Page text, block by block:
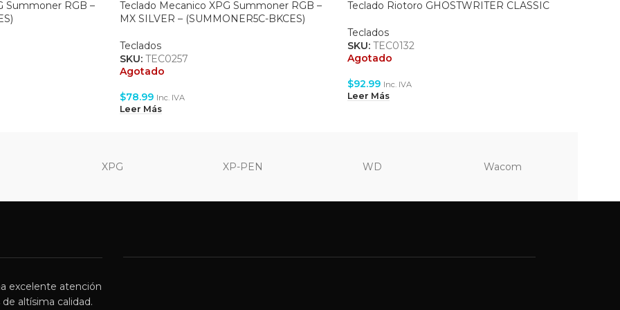
Summoner RGB –
Teclado Mecanico XPG Summoner RGB –
MX SILVER – (SUMMONER5C-BKCES)
Teclados
SKU: TEC0257
Agotado
$78.99 Inc. IVA
Leer Más
Teclado Riotoro GHOSTWRITER CLASSIC
Teclados
SKU: TEC0132
Agotado
$92.99 Inc. IVA
Leer Más
XPG XP-PEN WD Wacom
excelente atención
altísima calidad.